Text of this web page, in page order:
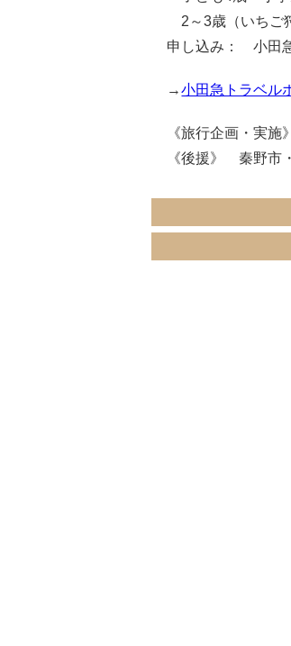
2～3歳（いちご
申し込み： 小田
→小田急トラベル
《旅行企画・実
《後援》 秦野市・